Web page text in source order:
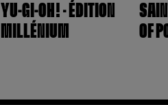
YU-GI-OH! – ÉDITION
MILLÉNIUM
OF